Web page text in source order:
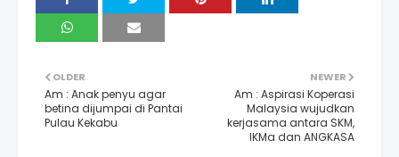
NEWER
Am : Aspirasi Koperasi
Malaysia wujudkan
kerjasama antara SKM,
IKMa dan ANGKASA
OLDER
Am : Anak penyu agar
betina dijumpai di Pantai
Pulau Kekabu